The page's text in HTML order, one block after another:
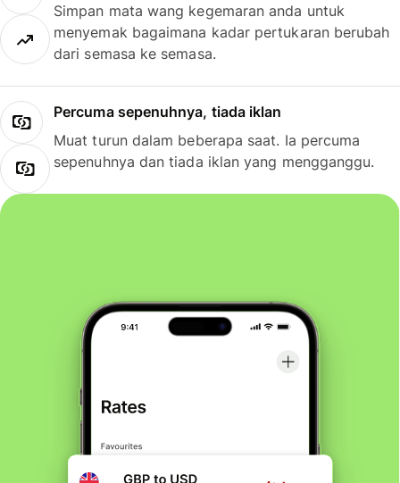
Simpan mata wang kegemaran anda untuk
menyemak bagaimana kadar pertukaran berubah
dari semasa ke semasa.
Percuma sepenuhnya, tiada iklan
Muat turun dalam beberapa saat. Ia percuma
sepenuhnya dan tiada iklan yang mengganggu.